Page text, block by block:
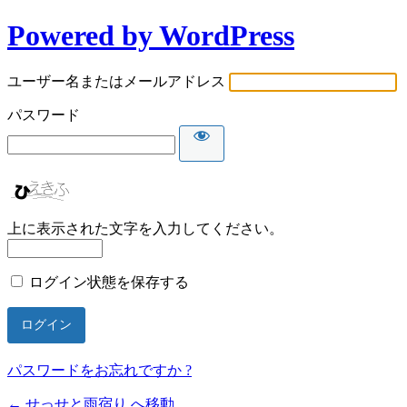
Powered by WordPress
ユーザー名またはメールアドレス
パスワード
上に表示された文字を入力してください。
ログイン状態を保存する
パスワードをお忘れですか ?
← せっせと雨宿り へ移動